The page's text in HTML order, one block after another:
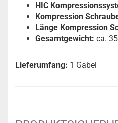
HIC
Kompression
Länge Kompression
Gesamtgewicht: ca.
Lieferumfang: 1 Gabel